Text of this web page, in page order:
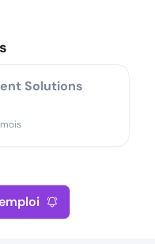
Solutions